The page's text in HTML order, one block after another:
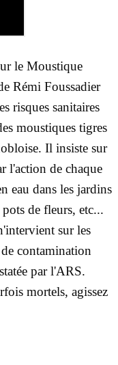
le Moustique
Rémi Foussadier
risques sanitaires
moustiques tigres
Il insiste sur
l'action de chaque
eau dans les jardins
de fleurs, etc...
sur les
contamination
par l'ARS.
mortels, agissez